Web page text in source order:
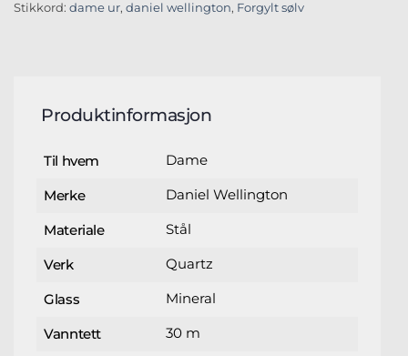
Stikkord: dame ur, daniel wellington, Forgylt sølv
Produktinformasjon
Til hvem Dame
Merke Daniel Wellington
Materiale Stål
Verk Quartz
Glass Mineral
Vanntett 30 m